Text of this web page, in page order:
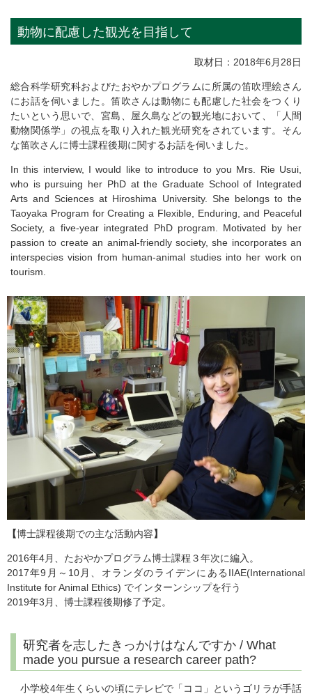
動物に配慮した観光を目指して
取材日：2018年6月28日
総合科学研究科およびたおやかプログラムに所属の笛吹理絵さん
にお話を伺いました。笛吹さんは動物にも配慮した社会をつくり
たいという思いで、宮島、屋久島などの観光地において、「人間
動物関係学」の視点を取り入れた観光研究をされています。そん
な笛吹さんに博士課程後期に関するお話を伺いました。
In this interview, I would like to introduce to you Mrs. Rie Usui,
who is pursuing her PhD at the Graduate School of Integrated
Arts and Sciences at Hiroshima University. She belongs to the
Taoyaka Program for Creating a Flexible, Enduring, and Peaceful
Society, a five-year integrated PhD program. Motivated by her
passion to create an animal-friendly society, she incorporates an
interspecies vision from human-animal studies into her work on
tourism.
【博士課程後期での主な活動内容】
2016年4月、たおやかプログラム博士課程３年次に編入。
2017年9月～10月、オランダのライデンにあるIIAE(International
Institute for Animal Ethics) でインターンシップを行う
2019年3月、博士課程後期修了予定。
研究者を志したきっかけはなんですか / What
made you pursue a research career path?
小学校4年生くらいの頃にテレビで「ココ」というゴリラが手話